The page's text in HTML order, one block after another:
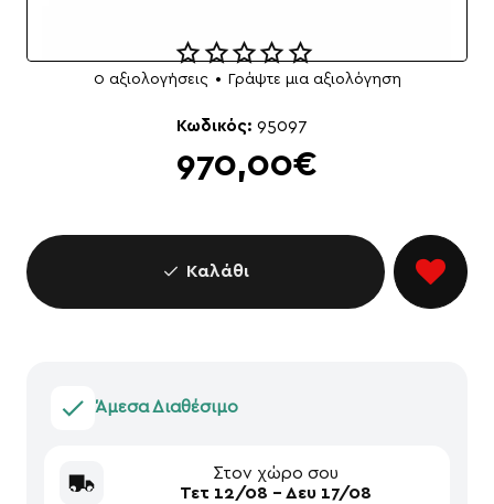
0 αξιολογήσεις • Γράψτε μια αξιολόγηση
970,00€
Κωδικός: 95097
Καλάθι
Άμεσα Διαθέσιμο
Στον χώρο σου
Τετ 12/08 - Δευ 17/08